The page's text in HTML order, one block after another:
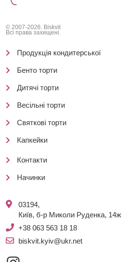
© 2007-2026. Biskvit
Всі права захищені.
Продукція кондитерської
Бенто торти
Дитячі торти
Весільні торти
Святкові торти
Капкейки
Контакти
Начинки
03194,
Київ, б-р Миколи Руденка, 14ж
+38 063 563 18 18
biskvit.kyiv@ukr.net